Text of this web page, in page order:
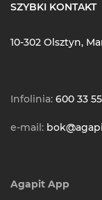
SZYBKI KONTAKT
10-302 Olsztyn,
Infolinia: 600 33
e-mail:
Agapit App